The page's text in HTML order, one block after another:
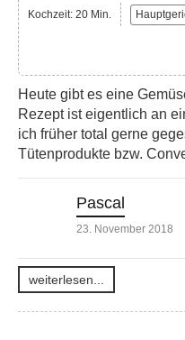
Kochzeit: 20 Min.
Heute gibt es eine
Rezept ist eigentlich an
ich früher total gerne
Tütenprodukte bzw.
Pascal
23. November 2018
weiterlesen...